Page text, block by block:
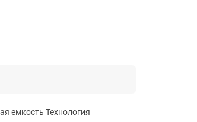
емкость Технология